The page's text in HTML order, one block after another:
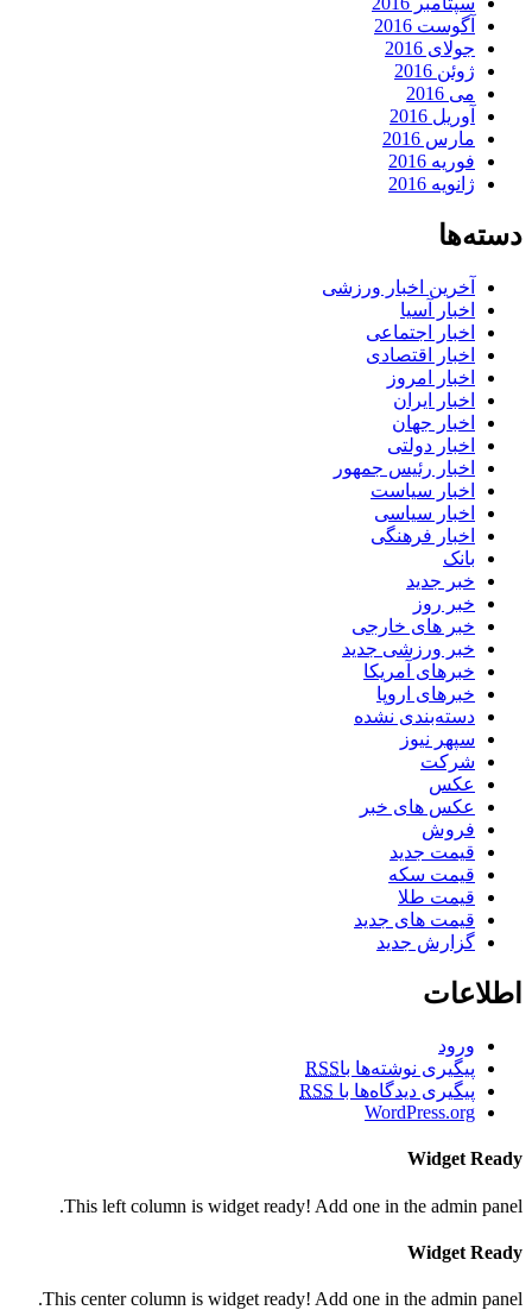
آگوست 2016
جولای 2016
ژوئن 2016
می 2016
آوریل 2016
مارس 2016
فوریه 2016
ژانویه 2016
دسته‌ها
آخرین اخبار ورزشی
اخبار آسیا
اخبار اجتماعی
اخبار اقتصادی
اخبار امروز
اخبار ایران
اخبار جهان
اخبار دولتی
اخبار رئیس جمهور
اخبار سیاست
اخبار سیاسی
اخبار فرهنگی
بانک
خبر جدید
خبر روز
خبر های خارجی
خبر ورزشی جدید
خبرهای آمریکا
خبرهای اروپا
دسته‌بندی نشده
سپهر نیوز
شرکت
عکس
عکس های خبر
فروش
قیمت جدید
قیمت سکه
قیمت طلا
قیمت های جدید
گزارش جدید
اطلاعات
ورود
پیگیری نوشته‌ها باRSS
پیگیری دیدگاه‌ها با RSS
WordPress.org
Widget Ready
This left column is widget ready! Add one in the admin panel.
Widget Ready
This center column is widget ready! Add one in the admin panel.